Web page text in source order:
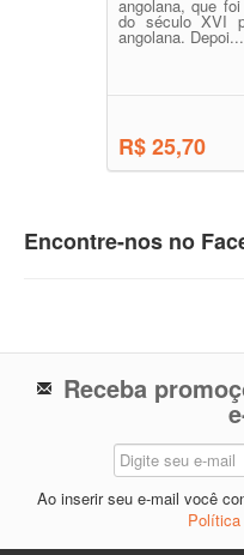
angolana, que
do século XVI
angolana. Depoi...
R$ 25,70
Encontre-nos no
Receba
Ao inserir seu e-mail você